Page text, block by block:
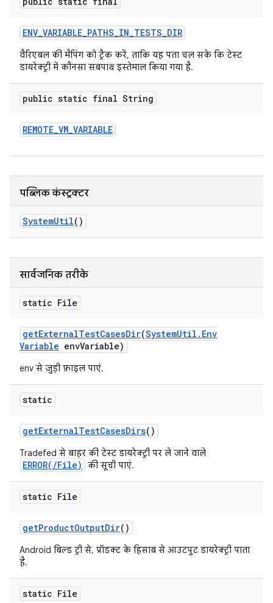
ENV_VARIABLE_PATHS_IN_TESTS_DIR
वैरिएबल की मैपिंग को ट्रैक करें, ताकि यह पता चल सके कि टेस्ट
डायरेक्ट्री में कौनसा सबपाथ इस्तेमाल किया गया है.
public static final String
REMOTE_VM_VARIABLE
पब्लिक कंस्ट्रक्टर
SystemUtil()
सार्वजनिक तरीके
static File
getExternalTestCasesDir(SystemUtil . Env
Variable envVariable)
env से जुड़ी फ़ाइल पाएं.
static
getExternalTestCasesDirs()
Tradefed से बाहर की टेस्ट डायरेक्ट्री पर ले जाने वाले
ERROR(/File) की सूची पाएं.
static File
getProductOutputDir()
Android बिल्ड ट्री से, प्रॉडक्ट के हिसाब से आउटपुट डायरेक्ट्री पाता
है.
static File